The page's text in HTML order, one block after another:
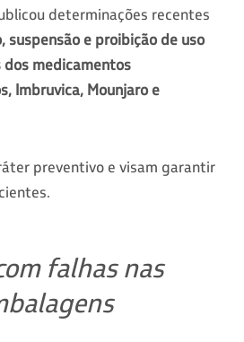
determinações recentes
suspensão e proibição de uso
medicamentos
Imbruvica, Mounjaro e
preventivo e visam garantir
falhas nas